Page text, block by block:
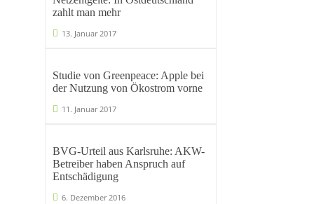
zahlt man mehr
13. Januar 2017
Studie von Greenpeace: Apple bei
der Nutzung von Ökostrom vorne
11. Januar 2017
BVG-Urteil aus Karlsruhe: AKW-
Betreiber haben Anspruch auf
Entschädigung
6. Dezember 2016